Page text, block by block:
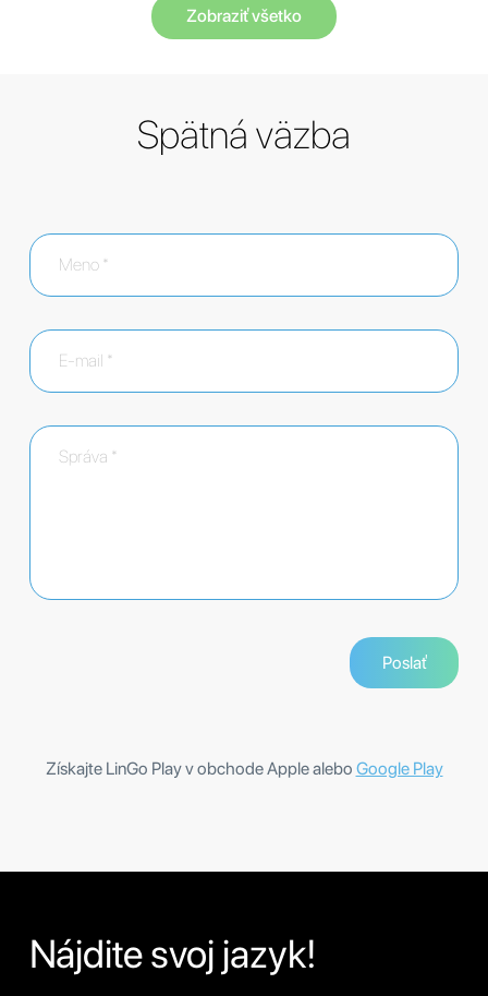
Zobraziť všetko
Spätná väzba
Získajte LinGo Play v obchode Apple alebo Google Play
Nájdite svoj jazyk!